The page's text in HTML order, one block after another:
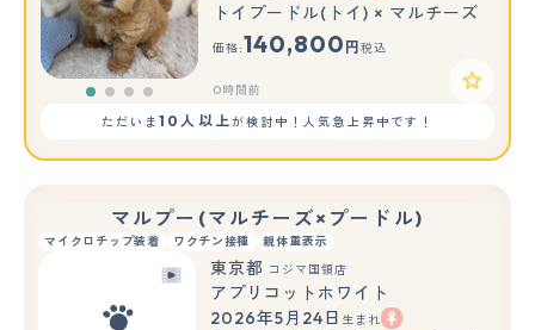
トイプードル(トイ) × マルチーズ
価格:140,800 円 税込
0時間前
ただいま10人以上が検討中！人気急上昇中です！
マルプー(マルチーズ×プードル)
マイクロチップ装着 ワクチン接種 親体重表示
東京都 コジマ国領店
アプリコットホワイト
2026年5月24日 生まれ